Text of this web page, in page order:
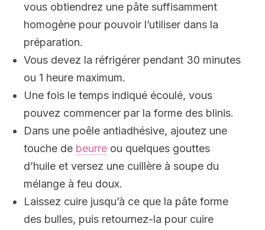
vous obtiendrez une pâte suffisamment
homogène pour pouvoir l’utiliser dans la
préparation.
Vous devez la réfrigérer pendant 30 minutes
ou 1 heure maximum.
Une fois le temps indiqué écoulé, vous
pouvez commencer par la forme des blinis.
Dans une poêle antiadhésive, ajoutez une
touche de beurre ou quelques gouttes
d’huile et versez une cuillère à soupe du
mélange à feu doux.
Laissez cuire jusqu’à ce que la pâte forme
des bulles, puis retournez-la pour cuire